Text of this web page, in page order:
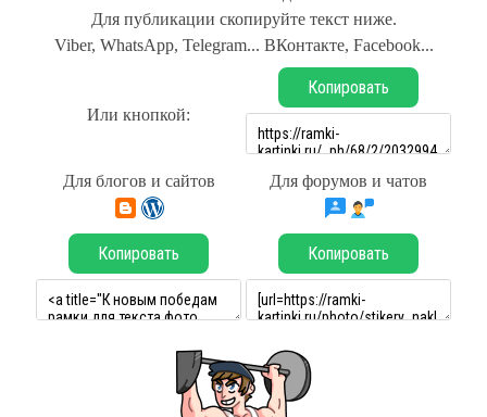
Для публикации скопируйте текст ниже.
Viber, WhatsApp, Telegram... ВКонтакте, Facebook...
Или кнопкой:
Копировать
Для блогов и сайтов Для форумов и чатов
Копировать Копировать